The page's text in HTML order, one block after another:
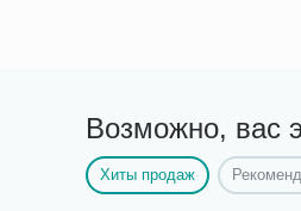
Возможно, вас
Хиты продаж